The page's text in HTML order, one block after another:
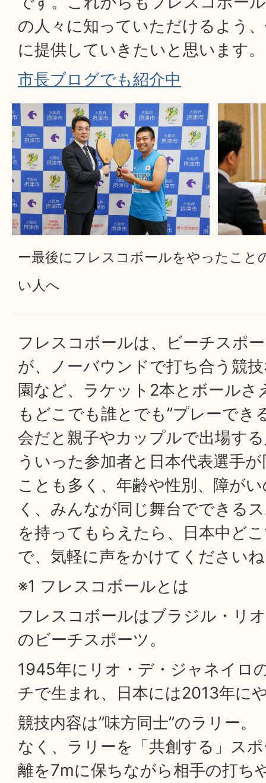
の人々に知っていただけるよう
に提供していきたいと思います。
市長ブログでも紹介中
ー最後にフレスコボールをやったこと
い人へ
フレスコボールは、ビーチスポ
が、ノーバウンドで打ち合う競
園など、ラケット2本とボールさ
もどこでも誰とでも”プレーでき
会だと親子やカップルで出場す
ういった参加者と日本代表選手
ことも多く、年齢や性別、障が
く、みんなが同じ舞台でできる
を持ってもらえたら、日本中ど
で、気軽に声をかけてください
※1 フレスコボールとは
フレスコボールはブラジル・リ
のビーチスポーツ。
1945年にリオ・デ・ジャネイロ
チで生まれ、日本には2013年に
競技内容は”味方同士”のラリー
なく、ラリーを「共創する」ス
離を7mに保ちながら相手の打ち